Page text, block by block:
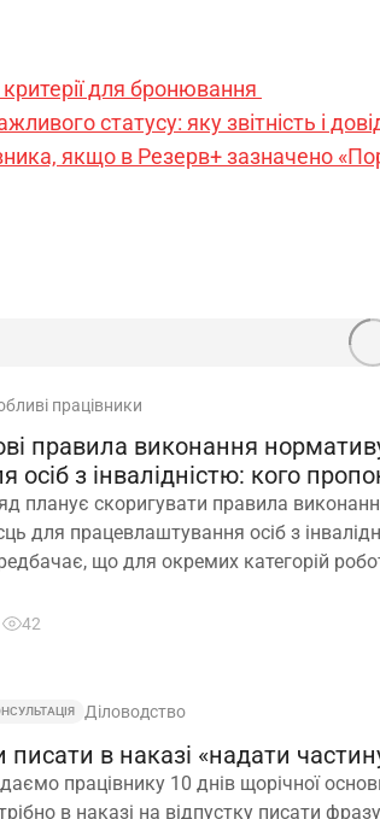
критерії для бронювання
статусу: яку звітність і
якщо в Резерв+ зазначено
працівники
правила виконання
осіб з інвалідністю: кого
планує скоригувати правила
для працевлаштування осіб з
що для окремих категорій
діяльності та усунути практичні
42
Діловодство
писати в наказі «надати
працівнику 10 днів щорічної
в наказі на відпустку писати